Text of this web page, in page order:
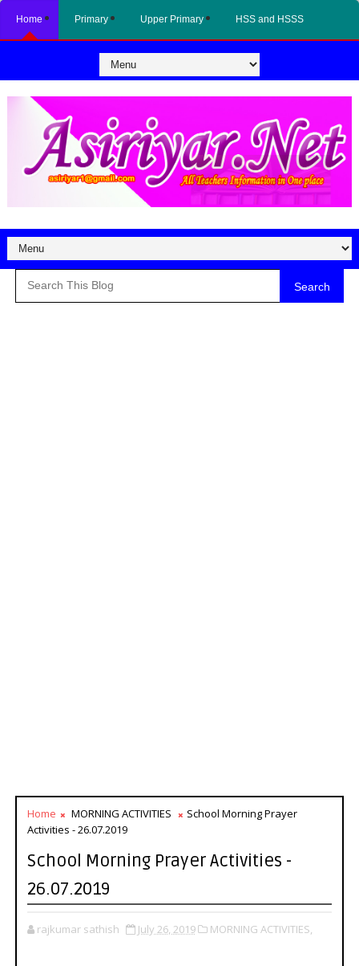
Home Primary Upper Primary HSS and HSSS
Search
Home MORNING ACTIVITIES
School Morning Prayer
Activities - 26.07.2019
School Morning Prayer Activities -
26.07.2019
rajkumar sathish July 26, 2019 MORNING ACTIVITIES,